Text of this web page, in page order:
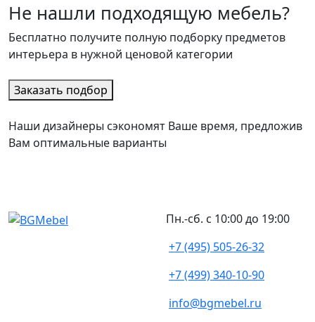
Не нашли подходящую мебель?
Бесплатно получите полную подборку предметов
интерьера в нужной ценовой категории
Заказать подбор
Наши дизайнеры сэкономят Ваше время, предложив
Вам оптимальные варианты
Пн.-сб. с 10:00 до 19:00
+7 (495) 505-26-32
+7 (499) 340-10-90
info@bgmebel.ru